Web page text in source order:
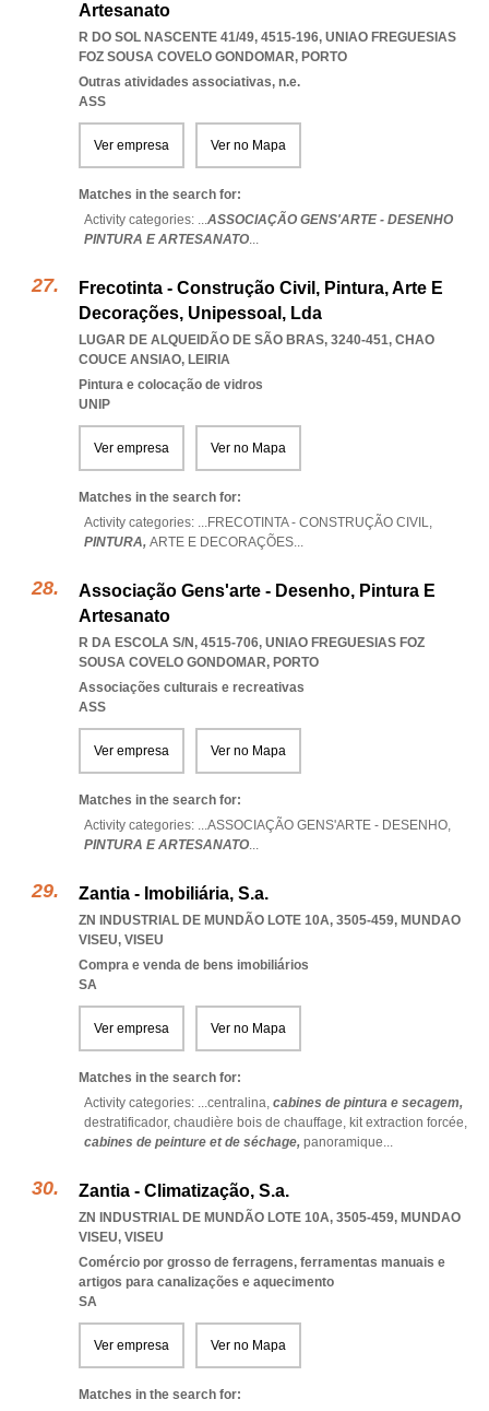
Artesanato
R DO SOL NASCENTE 41/49, 4515-196, UNIAO FREGUESIAS
FOZ SOUSA COVELO GONDOMAR, PORTO
Outras atividades associativas, n.e.
ASS
Ver empresa Ver no Mapa
Matches in the search for:
Activity categories: ...ASSOCIAÇÃO GENS'ARTE - DESENHO
PINTURA E ARTESANATO...
Frecotinta - Construção Civil, Pintura, Arte E
Decorações, Unipessoal, Lda
LUGAR DE ALQUEIDÃO DE SÃO BRAS, 3240-451, CHAO
COUCE ANSIAO, LEIRIA
Pintura e colocação de vidros
UNIP
Ver empresa Ver no Mapa
Matches in the search for:
Activity categories: ...FRECOTINTA - CONSTRUÇÃO CIVIL,
PINTURA, ARTE E DECORAÇÕES...
Associação Gens'arte - Desenho, Pintura E
Artesanato
R DA ESCOLA S/N, 4515-706, UNIAO FREGUESIAS FOZ
SOUSA COVELO GONDOMAR, PORTO
Associações culturais e recreativas
ASS
Ver empresa Ver no Mapa
Matches in the search for:
Activity categories: ...ASSOCIAÇÃO GENS'ARTE - DESENHO,
PINTURA E ARTESANATO...
Zantia - Imobiliária, S.a.
ZN INDUSTRIAL DE MUNDÃO LOTE 10A, 3505-459, MUNDAO
VISEU, VISEU
Compra e venda de bens imobiliários
SA
Ver empresa Ver no Mapa
Matches in the search for:
Activity categories: ...centralina, cabines de pintura e secagem,
destratificador, chaudière bois de chauffage, kit extraction forcée,
cabines de peinture et de séchage, panoramique...
Zantia - Climatização, S.a.
ZN INDUSTRIAL DE MUNDÃO LOTE 10A, 3505-459, MUNDAO
VISEU, VISEU
Comércio por grosso de ferragens, ferramentas manuais e
artigos para canalizações e aquecimento
SA
Ver empresa Ver no Mapa
Matches in the search for: